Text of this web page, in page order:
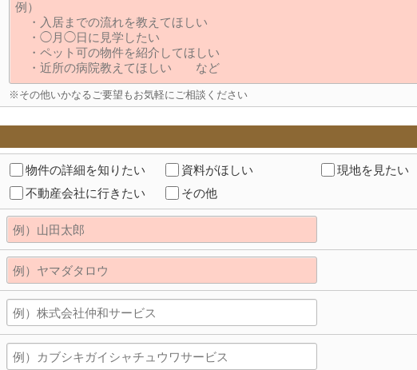
※その他いかなるご要望もお気軽にご相談ください
物件の詳細を知りたい 資料がほしい
現地を見たい
不動産会社に行きたい
その他